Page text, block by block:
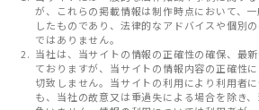
が、これらの掲載情報は制作時点において、
したものであり、法律的なアドバイスや個別
ではありません。
当社は、当サイトの情報の正確性の確保、最
ておりますが、当サイトの情報内容の正確性
切致しません。当サイトの利用により利用者
も、当社の故意又は重過失による場合を除き